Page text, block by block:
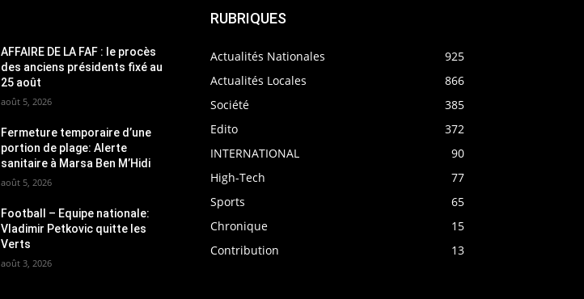
AFFAIRE DE LA FAF : le procès
des anciens présidents fixé au
25 août
août 5, 2026
Fermeture temporaire d’une
portion de plage: Alerte
sanitaire à Marsa Ben M’Hidi
août 5, 2026
Football – Equipe nationale:
Vladimir Petkovic quitte les
Verts
août 3, 2026
RUBRIQUES
Actualités Nationales
925
Actualités Locales
866
Société
385
Edito
372
INTERNATIONAL
90
High-Tech
77
Sports
65
Chronique
15
Contribution
13